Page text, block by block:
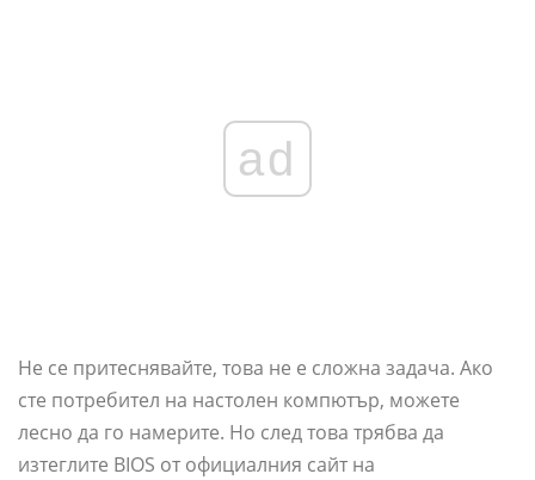
ad
Не се притеснявайте, това не е сложна задача. Ако
сте потребител на настолен компютър, можете
лесно да го намерите. Но след това трябва да
изтеглите BIOS от официалния сайт на